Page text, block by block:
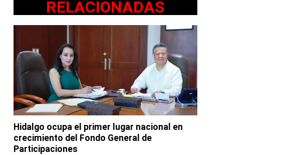
RELACIONADAS
Hidalgo ocupa el primer lugar nacional en
crecimiento del Fondo General de
Participaciones